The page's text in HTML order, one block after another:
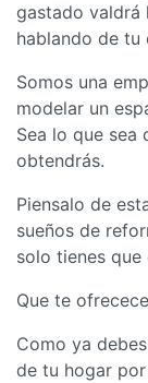
gastado valdrá
hablando de tu
Somos una
modelar un
Sea lo que sea
obtendrás.
Piensalo de
sueños de
solo tienes
Que te
Como ya
de tu hogar